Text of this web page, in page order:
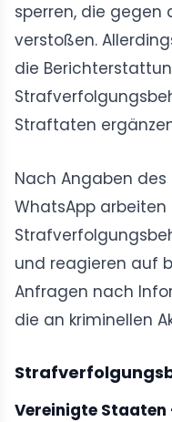
sperren, die gegen
verstoßen.
die
Straftaten
Nach Angaben
WhatsApp
und reagieren auf
Anfragen nach
die an kriminellen
Vereinigte Staaten